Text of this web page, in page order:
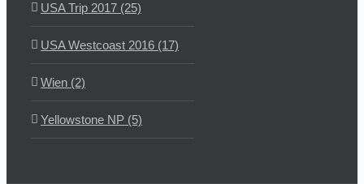
USA Trip 2017 (25)
USA Westcoast 2016 (17)
Wien (2)
Yellowstone NP (5)